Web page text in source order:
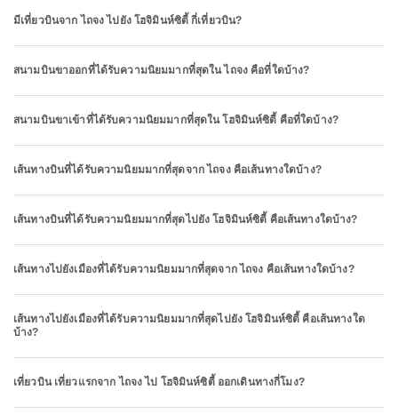
มีเที่ยวบินจาก ไถจง ไปยัง โฮจิมินห์ซิตี้ กี่เที่ยวบิน?
สนามบินขาออกที่ได้รับความนิยมมากที่สุดใน ไถจง คือที่ใดบ้าง?
สนามบินขาเข้าที่ได้รับความนิยมมากที่สุดใน โฮจิมินห์ซิตี้ คือที่ใดบ้าง?
เส้นทางบินที่ได้รับความนิยมมากที่สุดจาก ไถจง คือเส้นทางใดบ้าง?
เส้นทางบินที่ได้รับความนิยมมากที่สุดไปยัง โฮจิมินห์ซิตี้ คือเส้นทางใดบ้าง?
เส้นทางไปยังเมืองที่ได้รับความนิยมมากที่สุดจาก ไถจง คือเส้นทางใดบ้าง?
เส้นทางไปยังเมืองที่ได้รับความนิยมมากที่สุดไปยัง โฮจิมินห์ซิตี้ คือเส้นทางใด
บ้าง?
เที่ยวบิน เที่ยวแรกจาก ไถจง ไป โฮจิมินห์ซิตี้ ออกเดินทางกี่โมง?